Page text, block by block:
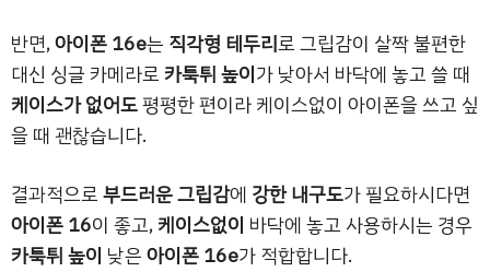
반면,아이폰 16e는 직각형 테두리로 그립감이 살짝 불편한
대신 싱글 카메라로카툭튀 높이가 낮아서 바닥에 놓고 쓸 때
케이스가 없어도평평한 편이라 케이스없이 아이폰을 쓰고 싶
을 때 괜찮습니다.
결과적으로부드러운 그립감에 강한 내구도가 필요하시다면
아이폰 16이 좋고,케이스없이 바닥에 놓고 사용하시는 경우
카툭튀 높이 낮은아이폰 16e가 적합합니다.